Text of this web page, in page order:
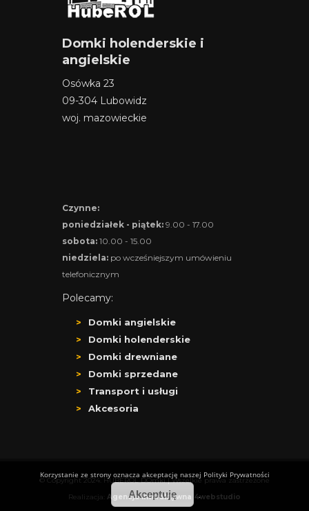
Domki holenderskie i
angielskie
Osówka 23
09-304 Lubowidz
woj. mazowieckie
Czynne:
poniedziałek - piątek: 9.00 - 17.00
sobota: 10.00 - 15.00
niedziela: po wcześniejszym umówieniu
telefonicznym
Polecamy:
Domki angielskie
Domki holenderskie
Domki drewniane
Domki sprzedane
Transport i usługi
Akcesoria
© Copyright 2024. HUBEROL DOmki | Wszelkie prawa zastrzeżone
Realizacja: Agencja Interaktywna 4webstudio
Korzystanie ze strony oznacza akceptację naszej Polityki Prywatności
Akceptuję .